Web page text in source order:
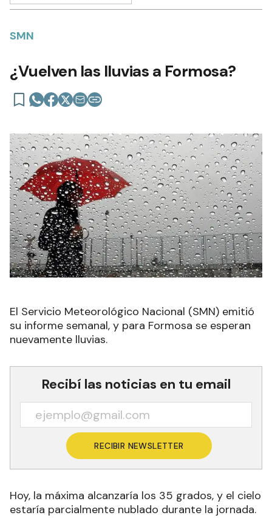
SMN
¿Vuelven las lluvias a Formosa?
El Servicio Meteorológico Nacional (SMN) emitió
su informe semanal, y para Formosa se esperan
nuevamente lluvias.
Recibí las noticias en tu email
RECIBIR NEWSLETTER
Hoy, la máxima alcanzaría los 35 grados, y el cielo
estaría parcialmente nublado durante la jornada.